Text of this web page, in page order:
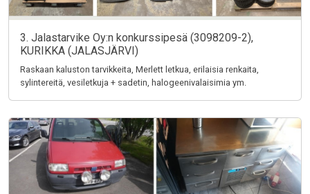
3. Jalastarvike Oy:n konkurssipesä (3098209-2),
KURIKKA (JALASJÄRVI)
Raskaan kaluston tarvikkeita, Merlett letkua, erilaisia renkaita,
sylintereitä, vesiletkuja + sadetin, halogeenivalaisimia ym.